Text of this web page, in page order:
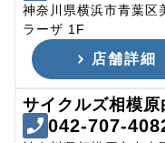
神奈川県横浜市青葉
ラーザ 1F
店舗詳細
サイクルズ相模原
042-707-